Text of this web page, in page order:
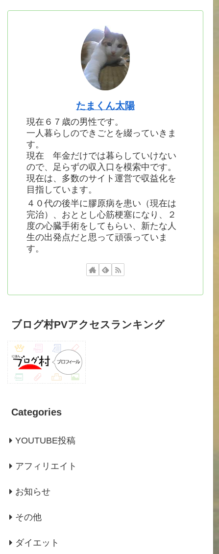
たまくん太陽
現在６７歳の男性です。
一人暮らしのできごとを綴っていきま
す。
現在 年金だけでは暮らしていけない
ので、足らずの収入口を模索中です。
現在は、多数のサイト運営で収益化を
目指しています。
４０代の後半に膠原病を患い（現在は
完治）、おととし心筋梗塞になり、２
度の心臓手術をしてもらい、新たな人
生の出発点だと思って頑張っていま
す。
ブログ村PVアクセスランキング
Categories
YOUTUBE投稿
アフィリエイト
お知らせ
その他
ダイエット